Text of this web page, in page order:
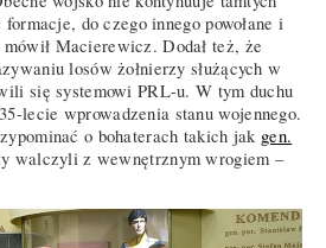
do czego innego powołane i
mówił Macierewicz. Dodał też, że
losów żołnierzy służących w
się systemowi PRL-u. W tym duchu
lecie wprowadzenia stanu wojennego.
o bohaterach takich jak gen.
walczyli z wewnętrznym wrogiem –